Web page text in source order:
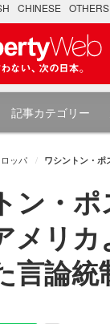
CHINESE OTHERS
記事カテゴリー
ッパ ワシントン・
ン・
メリ
言論統